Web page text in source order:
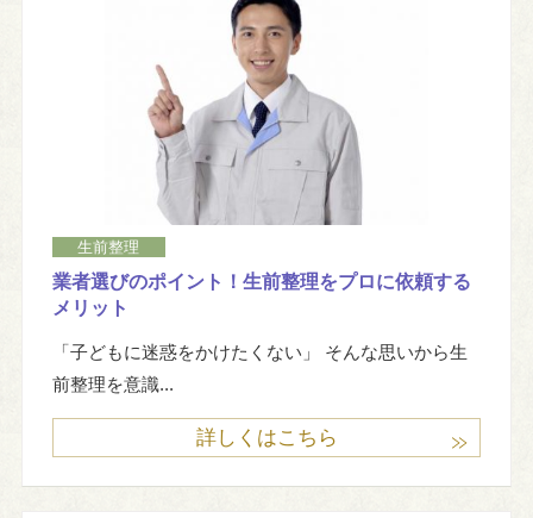
生前整理
業者選びのポイント！生前整理をプロに依頼する
メリット
「子どもに迷惑をかけたくない」 そんな思いから生
前整理を意識...
詳しくはこちら